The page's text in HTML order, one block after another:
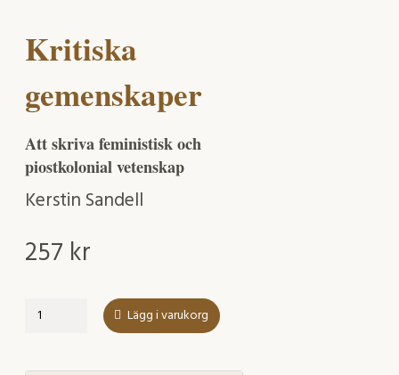
Kritiska
gemenskaper
Att skriva feministisk och
piostkolonial vetenskap
Kerstin Sandell
257 kr
Kritiska
Lägg i varukorg